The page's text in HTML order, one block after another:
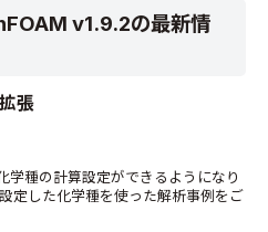
v1.9.2の最新情
張
種の計算設定ができるようになり
定した化学種を使った解析事例をご